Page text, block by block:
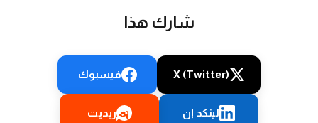
شارك هذا
X (Twitter) فيسبوك
لينكد إن ريديت